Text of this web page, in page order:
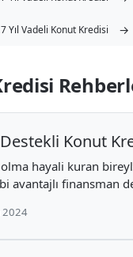
Yıl Vadeli Konut Kredisi →
Konut
hayali kuran
avantajlı finansman
2024